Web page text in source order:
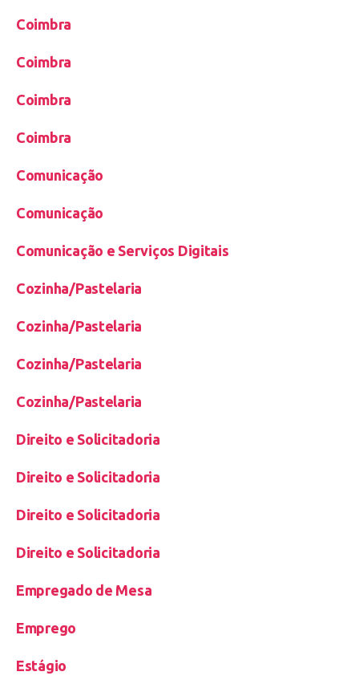
Coimbra
Coimbra
Coimbra
Coimbra
Comunicação
Comunicação
Comunicação e Serviços Digitais
Cozinha/Pastelaria
Cozinha/Pastelaria
Cozinha/Pastelaria
Cozinha/Pastelaria
Direito e Solicitadoria
Direito e Solicitadoria
Direito e Solicitadoria
Direito e Solicitadoria
Empregado de Mesa
Emprego
Estágio